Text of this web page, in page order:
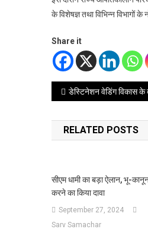
के विशेषज्ञ तथा विभिन्न विभागों
Share it
Post
navigation
डेस्टिनेशन वेडिंग विकास के दरम्यान प्रदेश के धार्मिक स्थलों के विकास में गुणवत्ता, सुविधा और सांस्कृतिक गरिमा का विशेष ध्यान रखा
RELATED POSTS
सीएम धामी का बड़ा ऐलान, भू-
करने का किया दावा
September 27, 2024
Sarv Samachar